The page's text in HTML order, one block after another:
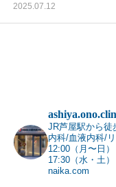
2025.07.12
JR芦屋駅から徒
内科/血液内科/
12:00（月〜日）
17:30（水・土）
naika.com